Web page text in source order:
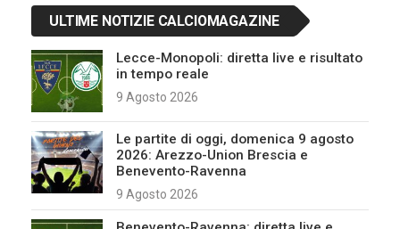
ULTIME NOTIZIE CALCIOMAGAZINE
Lecce-Monopoli: diretta live e risultato
in tempo reale
9 Agosto 2026
Le partite di oggi, domenica 9 agosto
2026: Arezzo-Union Brescia e
Benevento-Ravenna
9 Agosto 2026